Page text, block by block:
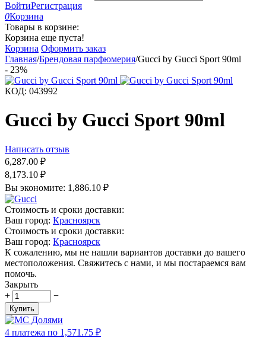
ВойтиРегистрация
0Корзина
Товары в корзине:
Корзина еще пуста!
Корзина Оформить заказ
Главная/Брендовая парфюмерия/Gucci by Gucci Sport 90ml
- 23%
КОД: 043992
Gucci by Gucci Sport 90ml
Написать отзыв
6,287.00 ₽
8,173.10 ₽
Вы экономите: 1,886.10 ₽
Стоимость и сроки доставки:
Ваш город: Красноярск
Стоимость и сроки доставки:
Ваш город: Красноярск
К сожалению, мы не нашли вариантов доставки до вашего
местоположения. Свяжитесь с нами, и мы постараемся вам
помочь.
Закрыть
+
−
Купить
4 платежа по 1,571.75 ₽